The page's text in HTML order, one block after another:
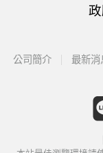
公司簡介 最新消